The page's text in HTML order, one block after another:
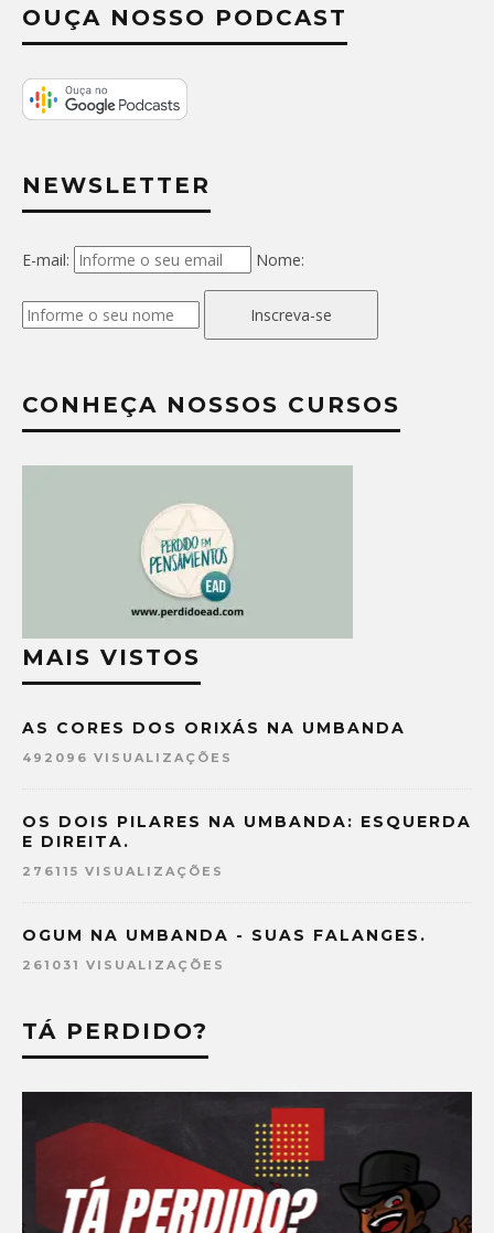
OUÇA NOSSO PODCAST
NEWSLETTER
E-mail: Nome:
Inscreva-se
CONHEÇA NOSSOS CURSOS
MAIS VISTOS
AS CORES DOS ORIXÁS NA UMBANDA
492096 VISUALIZAÇÕES
OS DOIS PILARES NA UMBANDA: ESQUERDA
E DIREITA.
276115 VISUALIZAÇÕES
OGUM NA UMBANDA - SUAS FALANGES.
261031 VISUALIZAÇÕES
TÁ PERDIDO?